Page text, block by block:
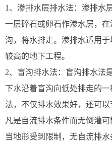
1、渗排水层排水法：渗排水
一层碎石或卵石作渗水层，
沟，将水排走。渗排水适用
较高的地下工程。
2、盲沟排水法：盲沟排水法
下水沿着盲沟向低处排走的
法，不仅排水效果好，还可以
凡是自流排水条件而无倒灌
当地形受到限制，无自流排